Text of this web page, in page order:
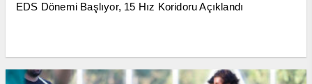
EDS Dönemi Başlıyor, 15 Hız Koridoru Açıklandı